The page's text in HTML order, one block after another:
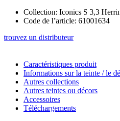
Collection: Iconics S 3,3
Code de l’article: 61001634
trouvez un distributeur
Caractéristiques produit
Informations sur la teinte / le
Autres collections
Autres teintes ou décors
Accessoires
Téléchargements